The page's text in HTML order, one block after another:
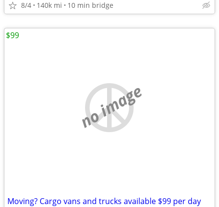
8/4 140k mi 10 min bridge
no image
Moving? Cargo vans and trucks available $99 per day
$99